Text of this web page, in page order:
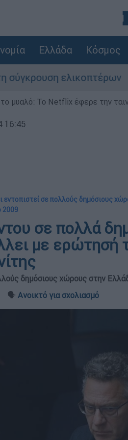
Ελλάδα Κόσμος
ελικοπτέρων
το μυαλό: Το Netflix έφερε την
16:45
εντοπιστεί σε πολλούς δημόσιους
2009
σε πολλά
με ερώτησή
δημόσιους χώρους στην
┋ 🗣️ Ανοικτό για σχολιασμό